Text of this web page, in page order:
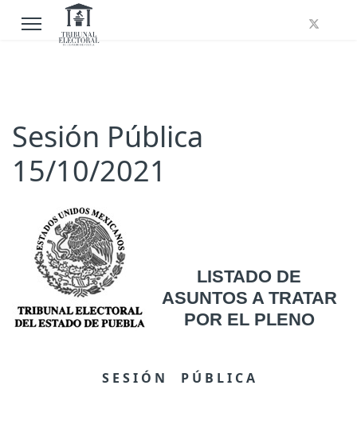
Sesión Pública
15/10/2021
LISTADO DE
ASUNTOS A TRATAR
POR EL PLENO
S E S I Ó N P Ú B L I C A